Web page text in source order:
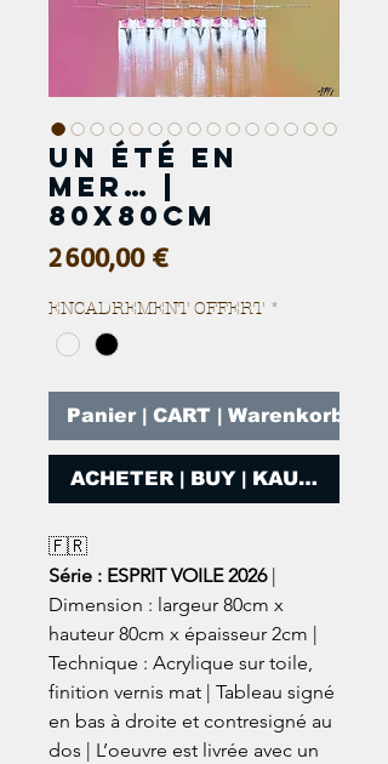
Un été en
mer… |
80x80cm
2 600,00 €Prix
ENCADREMENT OFFERT *
Panier | CART | Warenkorb
ACHETER | BUY | KAUFEN
🇫🇷
Série : ESPRIT VOILE 2026|
Dimension : largeur 80cm x
hauteur 80cm x épaisseur 2cm |
Technique : Acrylique sur toile,
finition vernis mat | Tableau signé
en bas à droite et contresigné au
dos | L’oeuvre est livrée avec un